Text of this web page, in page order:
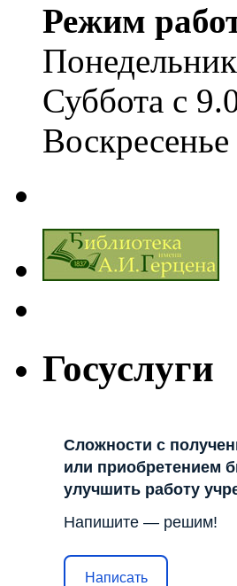
Режим
Суббота с
Госуслуги
Сложности с
или приобретением
улучшить работу
Напишите — решим!
Написать